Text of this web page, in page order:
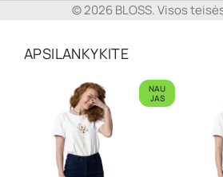
© 2026 BLOSS. Visos
APSILANKYKITE
NAU
JAS